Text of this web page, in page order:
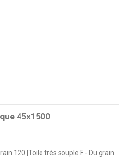
45x1500
120 |Toile très souple F - Du grain